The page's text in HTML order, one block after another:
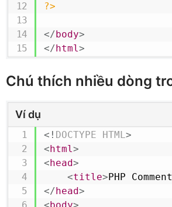
?>
</body>
</html>
Chú thích nhiều dòng
Ví dụ
<! DOCTYPE HTML>
<html>
<head>
<title>PHP
</head>